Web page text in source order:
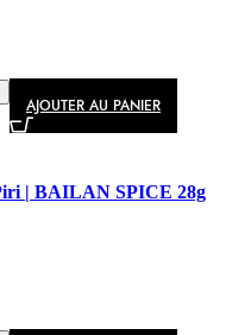
AJOUTER AU PANIER
| BAILAN SPICE 28g